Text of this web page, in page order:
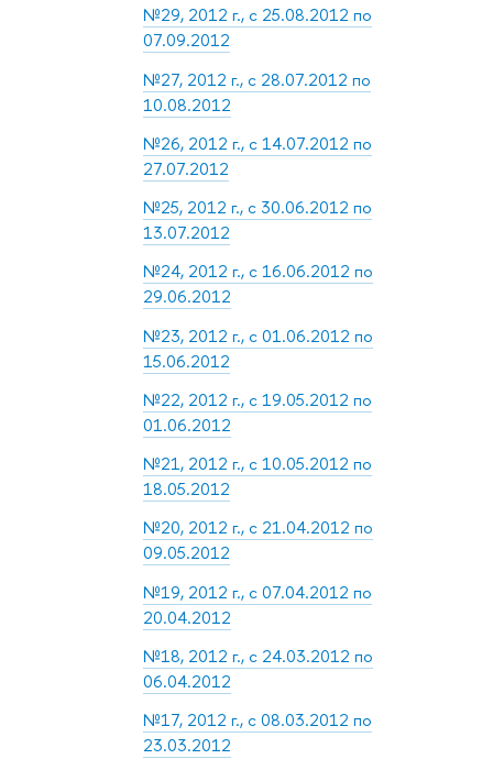
№29, 2012 г., с 25.08.2012 по
07.09.2012
№27, 2012 г., с 28.07.2012 по
10.08.2012
№26, 2012 г., с 14.07.2012 по
27.07.2012
№25, 2012 г., с 30.06.2012 по
13.07.2012
№24, 2012 г., с 16.06.2012 по
29.06.2012
№23, 2012 г., с 01.06.2012 по
15.06.2012
№22, 2012 г., с 19.05.2012 по
01.06.2012
№21, 2012 г., с 10.05.2012 по
18.05.2012
№20, 2012 г., с 21.04.2012 по
09.05.2012
№19, 2012 г., с 07.04.2012 по
20.04.2012
№18, 2012 г., с 24.03.2012 по
06.04.2012
№17, 2012 г., с 08.03.2012 по
23.03.2012